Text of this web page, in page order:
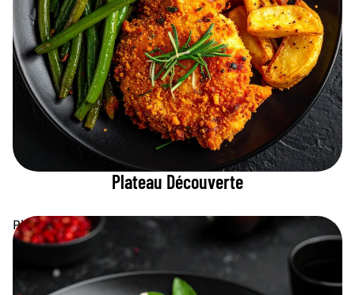
Plateau Découverte
Plateau Fusion